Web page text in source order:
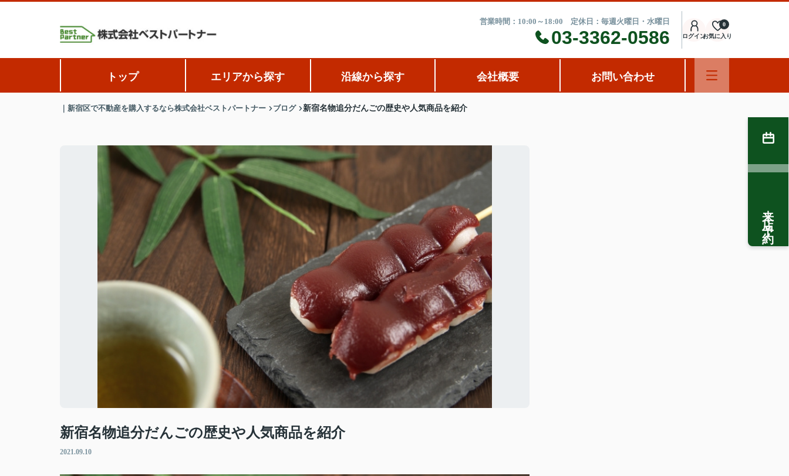
営業時間：10:00～18:00 定休日：毎週火曜日・水曜日
03-3362-0586 ログインお気に入り
0
トップ エリアから探す 沿線から探す 会社概要 お問い合わせ
｜新宿区で不動産を購入するなら株式会社ベストパートナー ブログ 新宿名物追分だんごの歴史や人気商品を紹介
新宿名物追分だんごの歴史や人気商品を紹介
2021.09.10
来店予約